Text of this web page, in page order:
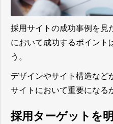
採用サイトの成功事例を見
において成功するポイント
う。
デザインやサイト構造など
サイトにおいて重要になる
採用ターゲットを